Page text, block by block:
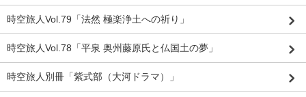
時空旅人Vol.79「法然 極楽浄土への祈り」
時空旅人Vol.78「平泉 奥州藤原氏と仏国土の夢」
時空旅人別冊「紫式部（大河ドラマ）」